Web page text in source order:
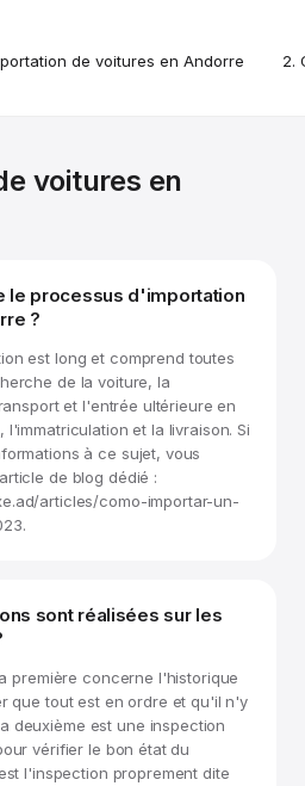
de voitures en Andorre 2.
voitures en
le processus d'importation
?
est long et comprend toutes
de la voiture, la
et l'entrée ultérieure en
l'immatriculation et la livraison. Si
à ce sujet, vous
de blog dédié :
articles/como-importar-un-
sont réalisées sur les
première concerne l'historique
que tout est en ordre et qu'il n'y
deuxième est une inspection
vérifier le bon état du
l'inspection proprement dite